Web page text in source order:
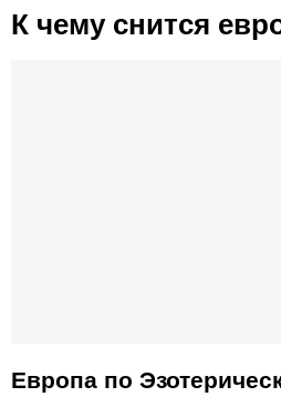
К чему снится
Европа по